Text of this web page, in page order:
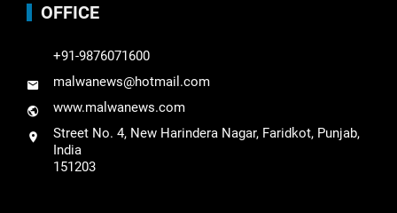
OFFICE
+91-9876071600
malwanews@hotmail.com
www.malwanews.com
Street No. 4, New Harindera Nagar, Faridkot, Punjab,
India
151203